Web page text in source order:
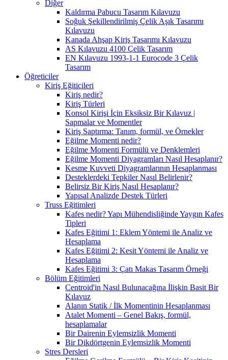
Diğer
Kaldırma Pabucu Tasarım Kılavuzu
Soğuk Şekillendirilmiş Çelik Aşık Tasarımı
Kılavuzu
Kanada Ahşap Kiriş Tasarımı Kılavuzu
AS Kılavuzu 4100 Çelik Tasarım
EN Kılavuzu 1993-1-1 Eurocode 3 Çelik
Tasarım
Öğreticiler
Kiriş Eğiticileri
Kiriş nedir?
Kiriş Türleri
Konsol Kirişi İçin Eksiksiz Bir Kılavuz |
Sapmalar ve Momentler
Kiriş Saptırma: Tanım, formül, ve Örnekler
Eğilme Momenti nedir?
Eğilme Momenti Formülü ve Denklemleri
Eğilme Momenti Diyagramları Nasıl Hesaplanır?
Kesme Kuvveti Diyagramlarının Hesaplanması
Desteklerdeki Tepkiler Nasıl Belirlenir?
Belirsiz Bir Kiriş Nasıl Hesaplanır?
Yapısal Analizde Destek Türleri
Truss Eğitimleri
Kafes nedir? Yapı Mühendisliğinde Yaygın Kafes
Tipleri
Kafes Eğitimi 1: Eklem Yöntemi ile Analiz ve
Hesaplama
Kafes Eğitimi 2: Kesit Yöntemi ile Analiz ve
Hesaplama
Kafes Eğitimi 3: Çatı Makas Tasarım Örneği
Bölüm Eğitimleri
Centroid'in Nasıl Bulunacağına İlişkin Basit Bir
Kılavuz
Alanın Statik / İlk Momentinin Hesaplanması
Atalet Momenti – Genel Bakış, formül,
hesaplamalar
Bir Dairenin Eylemsizlik Momenti
Bir Dikdörtgenin Eylemsizlik Momenti
Stres Dersleri